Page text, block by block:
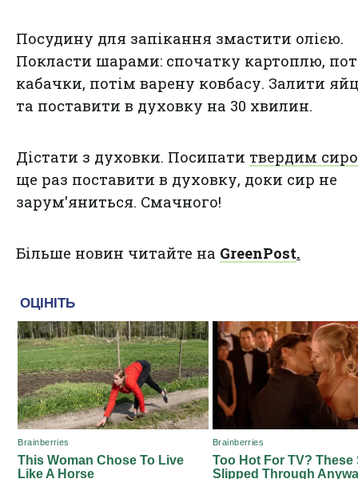
Посудину для запікання змастити олією.
Покласти шарами: спочатку картоплю,
кабачки, потім варену ковбасу. Залити
та поставити в духовку на 30 хвилин.
Дістати з духовки. Посипати твердим
ще раз поставити в духовку, доки сир не
зарум'яниться. Смачного!
Більше новин читайте на GreenPost.